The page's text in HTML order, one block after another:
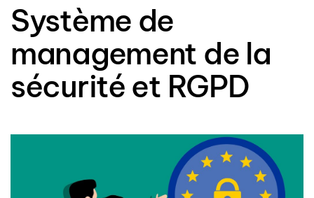
Système de
management de la
sécurité et RGPD